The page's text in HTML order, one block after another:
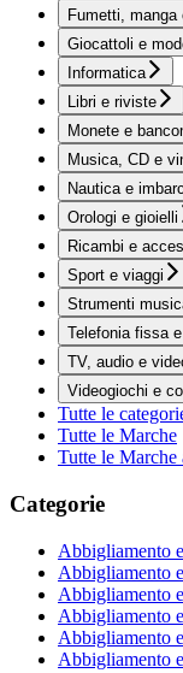
Fumetti, manga
Giocattoli e
Informatica
Libri e riviste
Monete e
Musica, CD e
Nautica e
Orologi e gioielli
Ricambi e
Sport e viaggi
Strumenti
Telefonia fissa
TV, audio e
Videogiochi e
Tutte le
Tutte le Marche
Tutte le Marche
Categorie
Abbigliamento
Abbigliamento
Abbigliamento
Abbigliamento
Abbigliamento
Abbigliamento